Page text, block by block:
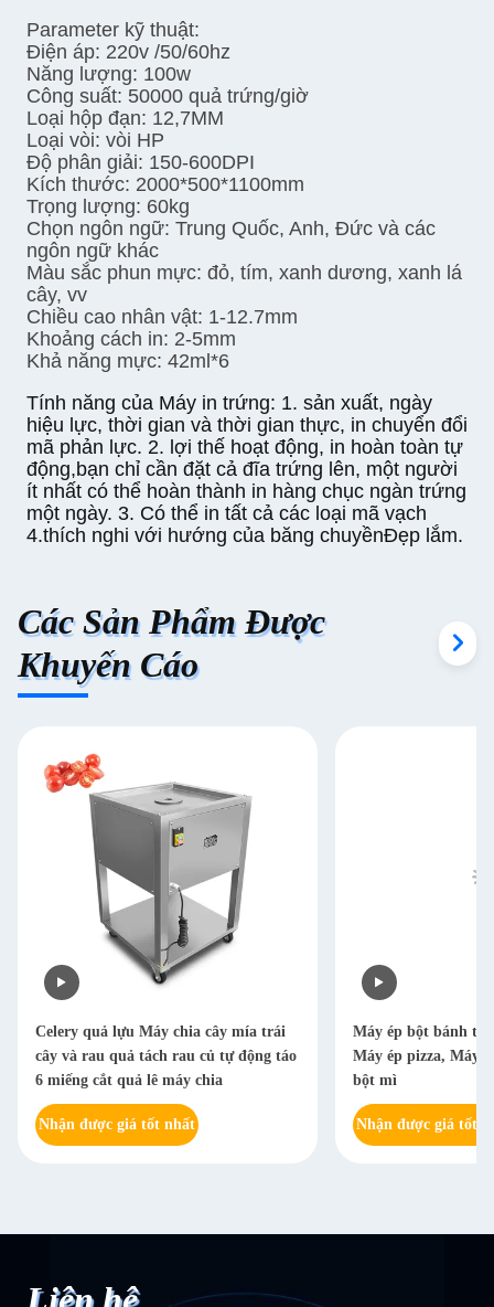
Parameter kỹ thuật:
Điện áp: 220v /50/60hz
Năng lượng: 100w
Công suất: 50000 quả trứng/giờ
Loại hộp đạn: 12,7MM
Loại vòi: vòi HP
Độ phân giải: 150-600DPI
Kích thước: 2000*500*1100mm
Trọng lượng: 60kg
Chọn ngôn ngữ: Trung Quốc, Anh, Đức và các
ngôn ngữ khác
Màu sắc phun mực: đỏ, tím, xanh dương, xanh lá
cây, vv
Chiều cao nhân vật: 1-12.7mm
Khoảng cách in: 2-5mm
Khả năng mực: 42ml*6
Tính năng của Máy in trứng: 1. sản xuất, ngày
hiệu lực, thời gian và thời gian thực, in chuyển đổi
mã phản lực. 2. lợi thế hoạt động, in hoàn toàn tự
động,bạn chỉ cần đặt cả đĩa trứng lên, một người
ít nhất có thể hoàn thành in hàng chục ngàn trứng
một ngày. 3. Có thể in tất cả các loại mã vạch
4.thích nghi với hướng của băng chuyềnĐẹp lắm.
Các Sản Phẩm Được
Khuyến Cáo
Celery quả lựu Máy chia cây mía trái
cây và rau quả tách rau củ tự động táo
6 miếng cắt quả lê máy chia
Nhận được giá tốt nhất
Máy ép bột bánh
Máy ép pizza, Máy
bột mì
Nhận được giá tốt
Liên hệ